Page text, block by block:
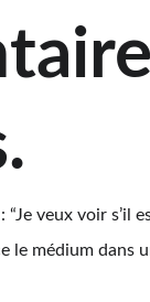
veux voir s’il
le médium